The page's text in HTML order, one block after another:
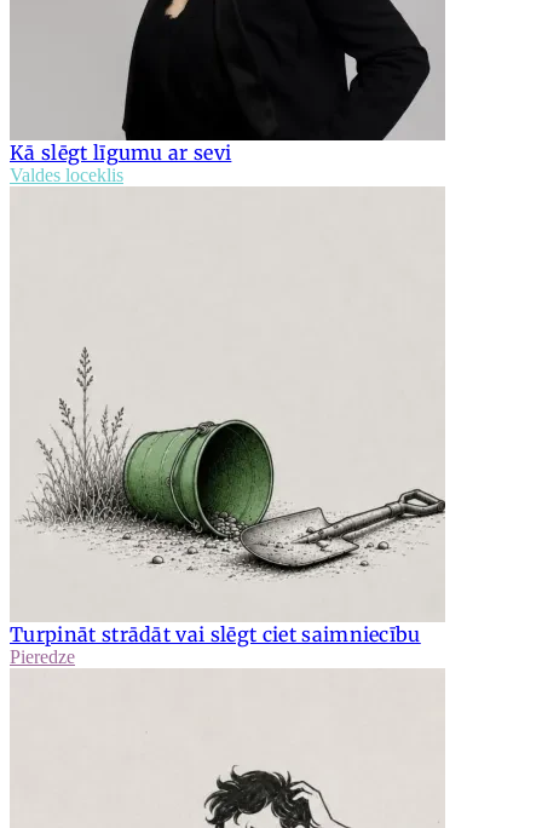
Kā slēgt līgumu ar sevi
Valdes loceklis
Turpināt strādāt vai slēgt ciet saimniecību
Pieredze